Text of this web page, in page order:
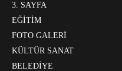
3. SAYFA
EĞİTİM
FOTO GALERİ
KÜLTÜR SANAT
BELEDİYE